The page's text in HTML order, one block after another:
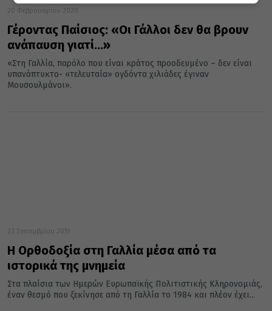
20 Φεβρουαρίου 2020
Γέροντας Παίσιος: «Οι Γάλλοι δεν θα βρουν
ανάπαυση γιατί…»
«Στη Γαλλία, παρόλο που είναι κράτος προοδευμένο – δεν είναι
υπανάπτυκτο- «τελευταία» ογδόντα χιλιάδες έγιναν
Μουσουλμάνοι».
23 Σεπτεμβρίου 2019
Η Ορθοδοξία στη Γαλλία μέσα από τα
ιστορικά της μνημεία
Στα πλαίσια των Ημερών Ευρωπαϊκής Πολιτιστικής Κληρονομιάς,
έναν θεσμό που ξεκίνησε από τη Γαλλία το 1984 και πλέον έχει...